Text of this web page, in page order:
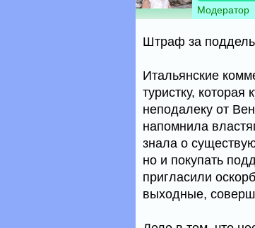
Модератор
Штраф за
Итальянские
туристку,
неподалеку от
напомнила
знала о
но и покупать
пригласили
выходные,